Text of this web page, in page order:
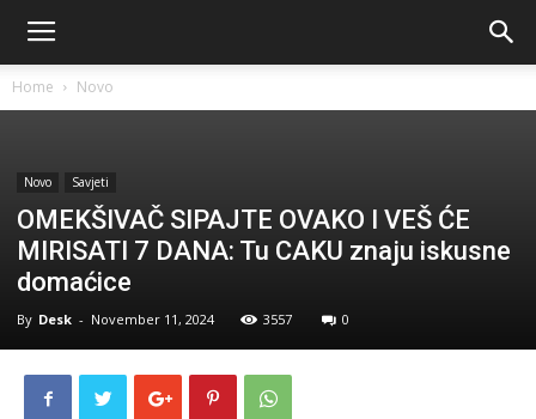
Home Novo
Novo Savjeti
OMEKŠIVAČ SIPAJTE OVAKO I VEŠ ĆE
MIRISATI 7 DANA: Tu CAKU znaju iskusne
domaćice
By Desk - November 11, 2024 3557 0